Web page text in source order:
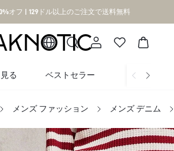
オフ | 129ドル以上のご注文で送料無料
る ベストセラー 新着
メンズ ファッション メンズ デニム